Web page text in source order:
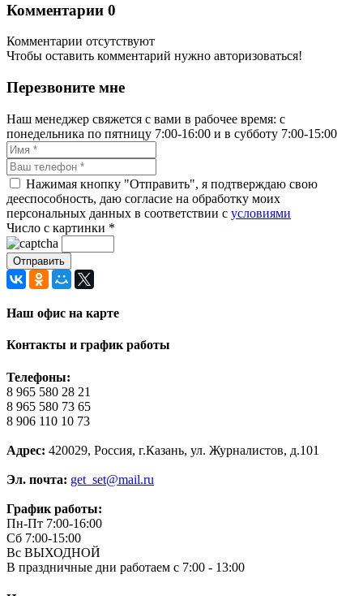
Комментарии 0
Комментарии отсутствуют
Чтобы оставить комментарий нужно авторизоваться!
Перезвоните мне
Наш менеджер свяжется с вами в рабочее время: с
понедельника по пятницу 7:00-16:00 и в субботу 7:00-15:00
Нажимая кнопку "Отправить", я подтверждаю свою
дееспособность, даю согласие на обработку моих
персональных данных в соответствии с условиями
Число с картинки *
Наш офис на карте
Контакты и график работы
Телефоны:
8 965 580 28 21
8 965 580 73 65
8 906 110 10 73
Адрес: 420029, Россия, г.Казань, ул. Журналистов, д.101
Эл. почта: get_set@mail.ru
График работы:
Пн-Пт 7:00-16:00
Сб 7:00-15:00
Вс ВЫХОДНОЙ
В праздничные дни работаем с 7:00 - 13:00